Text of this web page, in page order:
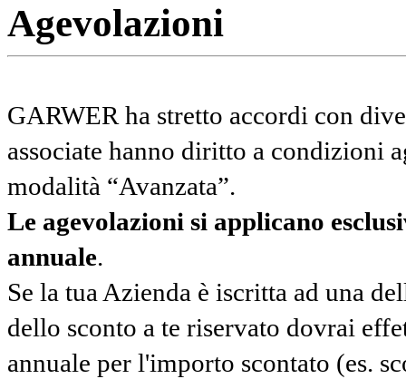
Agevolazioni
GARWER ha stretto accordi con
associate hanno diritto a condizioni
modalità “Avanzata”.
Le agevolazioni si applicano
annuale.
Se la tua Azienda è iscritta ad una
dello sconto a te riservato dovrai
annuale per l'importo scontato (es.